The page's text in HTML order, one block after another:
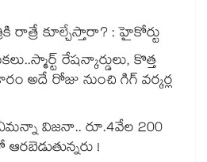
రాత్రే కూల్చేస్తారా? : హైకోర్టు
రేషన్కార్డులు, కొత్త
అదే రోజు నుంచి గిగ్ వర్కర్ల
విజనా.. రూ.4వేల 200
ఆరబెడుతున్నరు !